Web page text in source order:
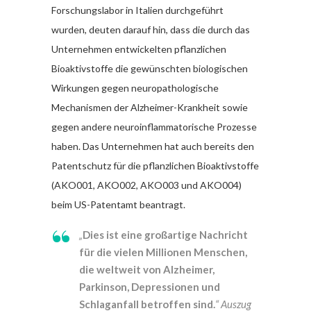
Forschungslabor in Italien durchgeführt
wurden, deuten darauf hin, dass die durch das
Unternehmen entwickelten pflanzlichen
Bioaktivstoffe die gewünschten biologischen
Wirkungen gegen neuropathologische
Mechanismen der Alzheimer-Krankheit sowie
gegen andere neuroinflammatorische Prozesse
haben. Das Unternehmen hat auch bereits den
Patentschutz für die pflanzlichen Bioaktivstoffe
(AKO001, AKO002, AKO003 und AKO004)
beim US-Patentamt beantragt.
Dies ist eine großartige Nachricht
für die vielen Millionen Menschen,
die weltweit von Alzheimer,
Parkinson, Depressionen und
Schlaganfall betroffen sind. “ Auszug